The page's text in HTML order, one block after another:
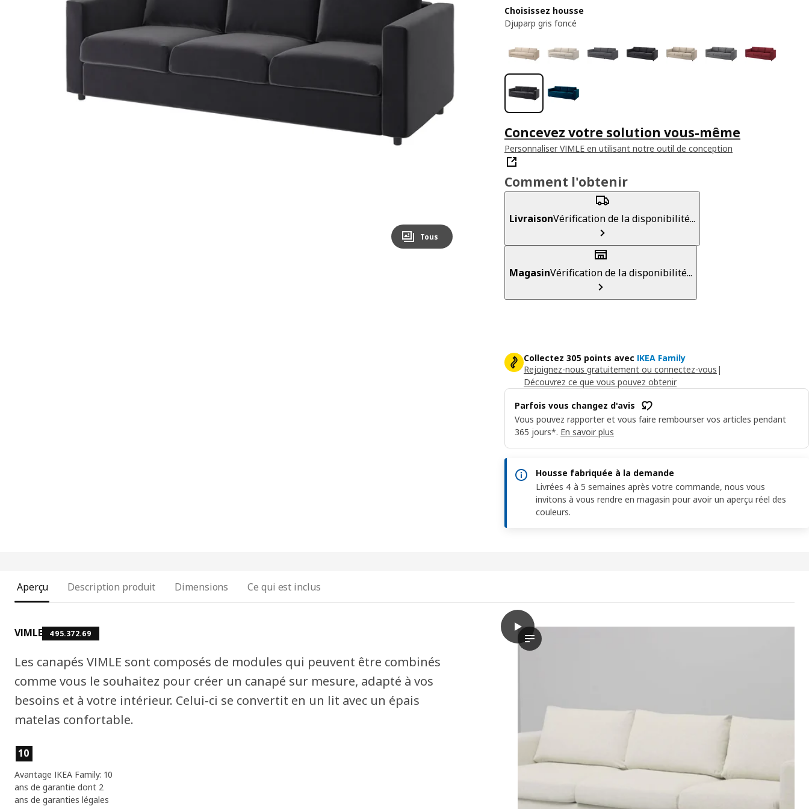
Image zoomed out, normal view
Tous
Choisissez housse
Djuparp gris foncé
Concevez votre solution vous-même
Personnaliser VIMLE en utilisant notre outil de conception
Comment l'obtenir
LivraisonVérification de la disponibilité...
MagasinVérification de la disponibilité...
Collectez 305 points avec IKEA Family
Rejoignez-nous gratuitement ou connectez-vous |
Découvrez ce que vous pouvez obtenir
Parfois vous changez d'avis
Vous pouvez rapporter et vous faire rembourser vos articles pendant
365 jours*. En savoir plus
Housse fabriquée à la demande
Livrées 4 à 5 semaines après votre commande, nous vous
invitons à vous rendre en magasin pour avoir un aperçu réel des
couleurs.
Aperçu Description produit Dimensions Ce qui est inclus
VIMLE 495.372.69
Les canapés VIMLE sont composés de modules qui peuvent être combinés
comme vous le souhaitez pour créer un canapé sur mesure, adapté à vos
besoins et à votre intérieur. Celui-ci se convertit en un lit avec un épais
matelas confortable.
Caractéristiques du produit
10
Avantage IKEA Family: 10
ans de garantie dont 2
ans de garanties légales
play
La vidéo présente le processus d’assemblage, d’utilisation et de
VIMLE Canapé 3 places convertible, Djuparp gris foncé